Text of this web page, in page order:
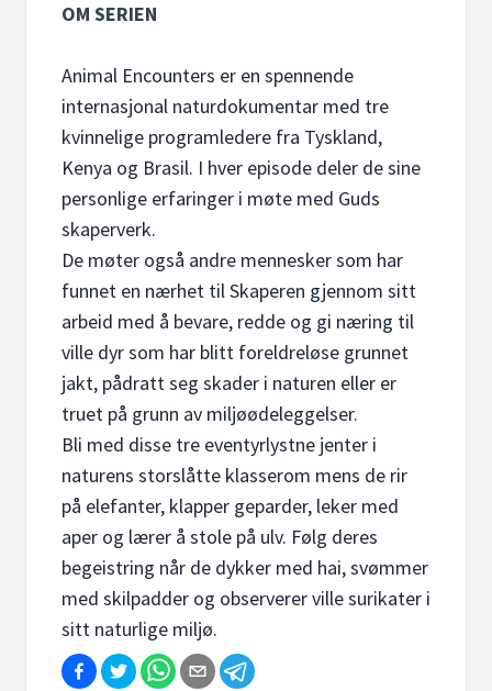
OM SERIEN
Animal Encounters er en spennende
internasjonal naturdokumentar med tre
kvinnelige programledere fra Tyskland,
Kenya og Brasil. I hver episode deler de sine
personlige erfaringer i møte med Guds
skaperverk.
De møter også andre mennesker som har
funnet en nærhet til Skaperen gjennom sitt
arbeid med å bevare, redde og gi næring til
ville dyr som har blitt foreldreløse grunnet
jakt, pådratt seg skader i naturen eller er
truet på grunn av miljøødeleggelser.
Bli med disse tre eventyrlystne jenter i
naturens storslåtte klasserom mens de rir
på elefanter, klapper geparder, leker med
aper og lærer å stole på ulv. Følg deres
begeistring når de dykker med hai, svømmer
med skilpadder og observerer ville surikater i
sitt naturlige miljø.